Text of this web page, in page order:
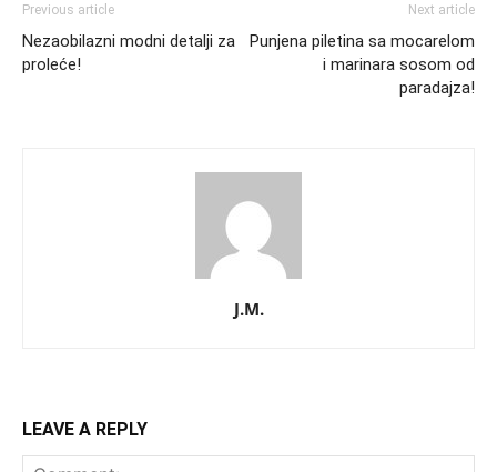
Previous article
Nezaobilazni modni detalji za
proleće!
Next article
Punjena piletina sa mocarelom
i marinara sosom od
paradajza!
J.M.
LEAVE A REPLY